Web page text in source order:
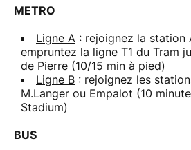
METRO
Ligne A : rejoignez la station
empruntez la ligne T1 du Tram
de Pierre (10/15 min à pied)
Ligne B : rejoignez les
M.Langer ou Empalot (10
Stadium)
BUS